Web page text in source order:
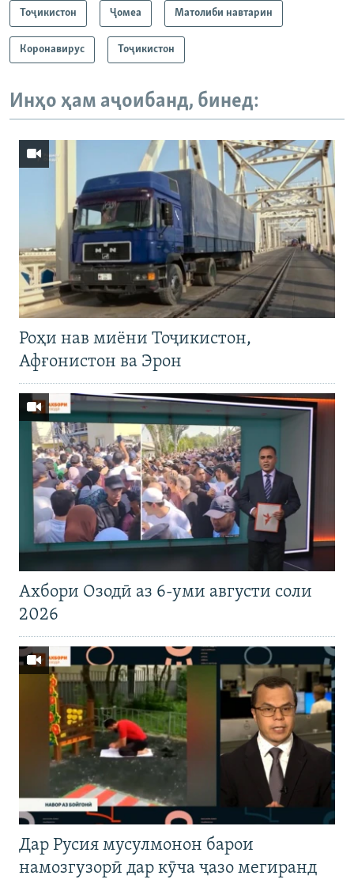
Тоҷикистон Ҷомeа Матолиби навтарин
Коронавирус Тоҷикистон
Инҳо ҳам аҷоибанд, бинед:
Роҳи нав миёни Тоҷикистон,
Афғонистон ва Эрон
Ахбори Озодӣ аз 6-уми августи соли
2026
Дар Русия мусулмонон барои
намозгузорӣ дар кӯча ҷазо мегиранд